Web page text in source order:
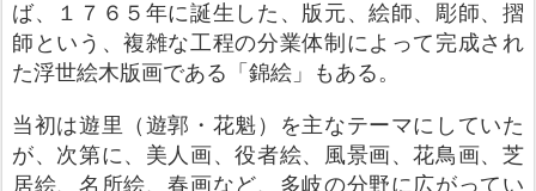
ば、１７６５年に誕生した、版元、絵師、彫師、摺
師という、複雑な工程の分業体制によって完成され
た浮世絵木版画である「錦絵」もある。
当初は遊里（遊郭・花魁）を主なテーマにしていた
が、次第に、美人画、役者絵、風景画、花鳥画、芝
居絵、名所絵、春画など、多岐の分野に広がってい